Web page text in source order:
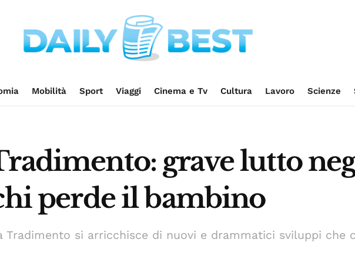
Mobilità Sport Viaggi Cinema e Tv Cultura Lavoro Scienze
grave lutto
perde il bambino
si arricchisce di nuovi e drammatici sviluppi che